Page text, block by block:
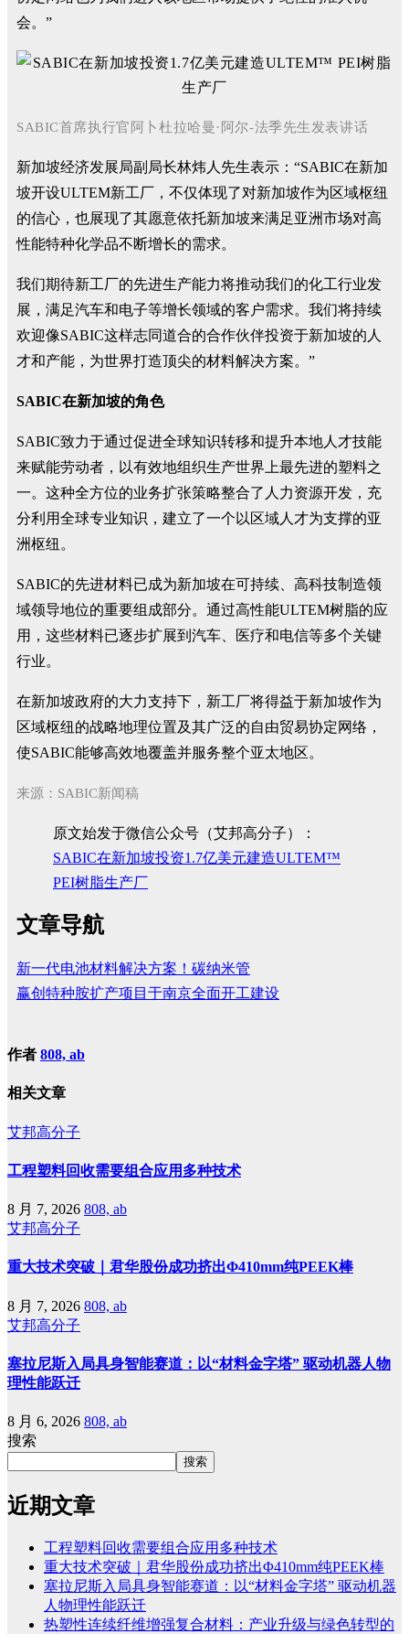
会。”
SABIC首席执行官阿卜杜拉哈曼·阿尔-法季先生发表讲话
新加坡经济发展局副局长林炜人先生表示：“SABIC在新加
坡开设ULTEM新工厂，不仅体现了对新加坡作为区域枢纽
的信心，也展现了其愿意依托新加坡来满足亚洲市场对高
性能特种化学品不断增长的需求。
我们期待新工厂的先进生产能力将推动我们的化工行业发
展，满足汽车和电子等增长领域的客户需求。我们将持续
欢迎像SABIC这样志同道合的合作伙伴投资于新加坡的人
才和产能，为世界打造顶尖的材料解决方案。”
SABIC在新加坡的角色
SABIC致力于通过促进全球知识转移和提升本地人才技能
来赋能劳动者，以有效地组织生产世界上最先进的塑料之
一。这种全方位的业务扩张策略整合了人力资源开发，充
分利用全球专业知识，建立了一个以区域人才为支撑的亚
洲枢纽。
SABIC的先进材料已成为新加坡在可持续、高科技制造领
域领导地位的重要组成部分。通过高性能ULTEM树脂的应
用，这些材料已逐步扩展到汽车、医疗和电信等多个关键
行业。
在新加坡政府的大力支持下，新工厂将得益于新加坡作为
区域枢纽的战略地理位置及其广泛的自由贸易协定网络，
使SABIC能够高效地覆盖并服务整个亚太地区。
来源：SABIC新闻稿
原文始发于微信公众号（艾邦高分子）：
SABIC在新加坡投资1.7亿美元建造ULTEM™
PEI树脂生产厂
文章导航
新一代电池材料解决方案！碳纳米管
赢创特种胺扩产项目于南京全面开工建设
作者 808, ab
相关文章
艾邦高分子
工程塑料回收需要组合应用多种技术
8 月 7, 2026 808, ab
艾邦高分子
重大技术突破｜君华股份成功挤出Φ410mm纯PEEK棒
8 月 7, 2026 808, ab
艾邦高分子
塞拉尼斯入局具身智能赛道：以“材料金字塔” 驱动机器人物
理性能跃迁
8 月 6, 2026 808, ab
搜索
搜索
近期文章
工程塑料回收需要组合应用多种技术
重大技术突破｜君华股份成功挤出Φ410mm纯PEEK棒
塞拉尼斯入局具身智能赛道：以“材料金字塔” 驱动机器
人物理性能跃迁
热塑性连续纤维增强复合材料：产业升级与绿色转型的